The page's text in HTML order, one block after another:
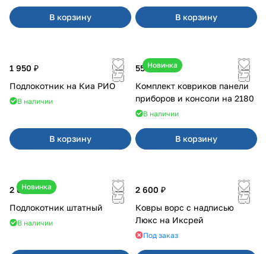
В корзину В корзину
1 950 ₽
Подлокотник на Киа РИО
В наличии
В корзину
Новинка
550 ₽
Комплект ковриков панели
приборов и консоли на 2180
В наличии
В корзину
Новинка
2 600 ₽
Подлокотник штатный
В наличии
2 600 ₽
Ковры ворс с надписью
Люкс на Иксрей
Под заказ